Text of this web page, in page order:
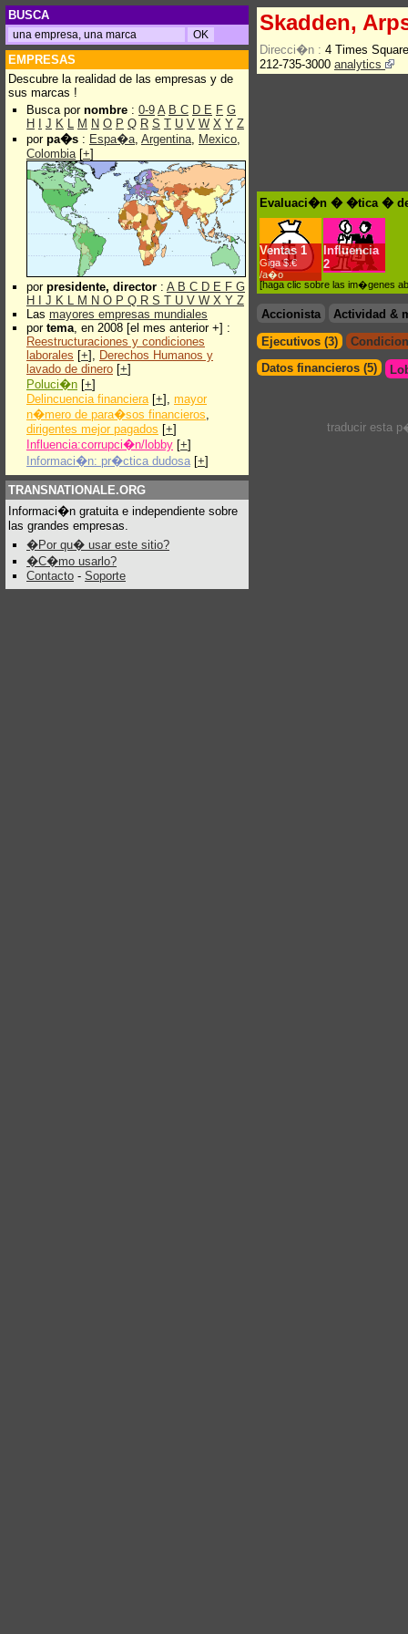
BUSCA
EMPRESAS
Descubre la realidad de las empresas y de
sus marcas !
Busca por nombre : 0-9 A B C D E F G
H
J K L M N O P Q R S T U V W X Y Z
por pa�s : Espa�a, Argentina, Mexico,
Colombia[+]
por presidente, director : A B C D E F G
H
J K L M N O P Q R S T U V W X Y Z
Las mayores empresas mundiales
por tema, en 2008 [el mes anterior +] :
Reestructuraciones y condiciones
laborales [+], Derechos Humanos y
lavado de dinero [+]
Poluci�n [+]
Delincuencia financiera[+], mayor
n�mero de para�sos financieros,
dirigentes mejor pagados [+]
Influencia:corrupci�n/lobby [+]
Informaci�n: pr�ctica dudosa [+]
TRANSNATIONALE.ORG
Informaci�n gratuita e independiente sobre
las grandes empresas.
�Por qu� usar este sitio?
�C�mo usarlo?
Contacto - Soporte
Skadden,
Direcci�n : 4 Times
212-735-3000 analytics
Evaluaci�n � �tica � de
Ventas 1
Giga $.€
/a�o
Influencia
2
[haga clic sobre las im�genes
Accionista
Actividad &
Ejecutivos (3)
Datos financieros (5)
traducir esta